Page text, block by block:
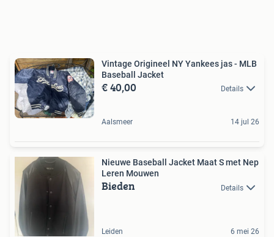
Vintage Origineel NY Yankees jas - MLB
Baseball Jacket
€ 40,00 Details
Aalsmeer 14 jul 26
Nieuwe Baseball Jacket Maat S met Nep
Leren Mouwen
Bieden Details
Leiden 6 mei 26